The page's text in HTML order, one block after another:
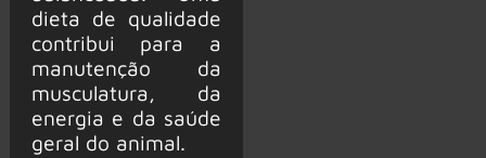
dieta de qualidade
contribui para a
manutenção da
musculatura, da
energia e da saúde
geral do animal.